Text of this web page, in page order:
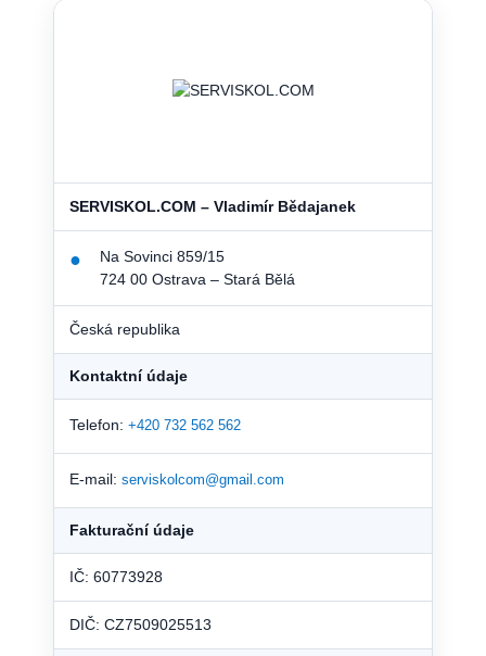
SERVISKOL.COM – Vladimír Bědajanek
●
Na Sovinci 859/15
724 00 Ostrava – Stará Bělá
Česká republika
Kontaktní údaje
Telefon: +420 732 562 562
E-mail: serviskolcom@gmail.com
Fakturační údaje
IČ: 60773928
DIČ: CZ7509025513